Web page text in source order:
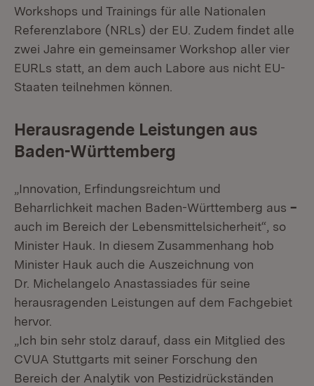
Workshops und Trainings für alle Nationalen
Referenzlabore (NRLs) der EU. Zudem findet alle
zwei Jahre ein gemeinsamer Workshop aller vier
EURLs statt, an dem auch Labore aus nicht EU-
Staaten teilnehmen können.
Herausragende Leistungen aus
Baden-Württemberg
„Innovation, Erfindungsreichtum und
Beharrlichkeit machen Baden-Württemberg aus –
auch im Bereich der Lebensmittelsicherheit“, so
Minister Hauk. In diesem Zusammenhang hob
Minister Hauk auch die Auszeichnung von
Dr. Michelangelo Anastassiades für seine
herausragenden Leistungen auf dem Fachgebiet
hervor.
„Ich bin sehr stolz darauf, dass ein Mitglied des
CVUA Stuttgarts mit seiner Forschung den
Bereich der Analytik von Pestizidrückständen